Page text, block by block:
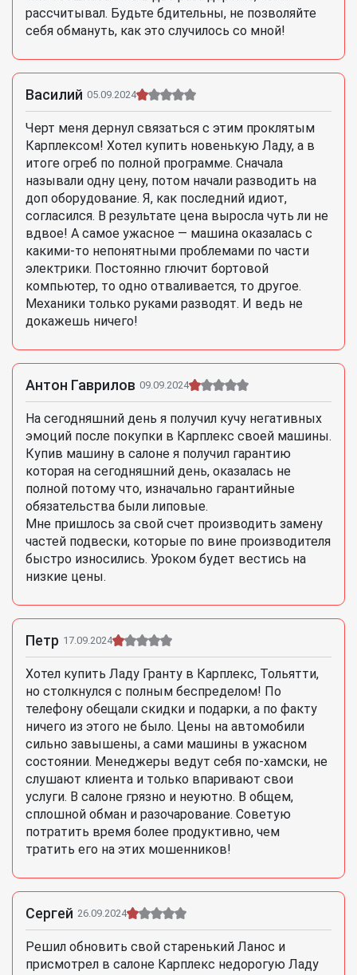
рассчитывал. Будьте бдительны, не позволяйте
себя обмануть, как это случилось со мной!
Василий 05.09.2024
Черт меня дернул связаться с этим проклятым
Карплексом! Хотел купить новенькую Ладу, а в
итоге огреб по полной программе. Сначала
называли одну цену, потом начали разводить на
доп оборудование. Я, как последний идиот,
согласился. В результате цена выросла чуть ли не
вдвое! А самое ужасное — машина оказалась с
какими-то непонятными проблемами по части
электрики. Постоянно глючит бортовой
компьютер, то одно отваливается, то другое.
Механики только руками разводят. И ведь не
докажешь ничего!
Антон Гаврилов 09.09.2024
На сегодняшний день я получил кучу негативных
эмоций после покупки в Карплекс своей машины.
Купив машину в салоне я получил гарантию
которая на сегодняшний день, оказалась не
полной потому что, изначально гарантийные
обязательства были липовые.
Мне пришлось за свой счет производить замену
частей подвески, которые по вине производителя
быстро износились. Уроком будет вестись на
низкие цены.
Петр 17.09.2024
Хотел купить Ладу Гранту в Карплекс, Тольятти,
но столкнулся с полным беспределом! По
телефону обещали скидки и подарки, а по факту
ничего из этого не было. Цены на автомобили
сильно завышены, а сами машины в ужасном
состоянии. Менеджеры ведут себя по-хамски, не
слушают клиента и только впаривают свои
услуги. В салоне грязно и неуютно. В общем,
сплошной обман и разочарование. Советую
потратить время более продуктивно, чем
тратить его на этих мошенников!
Сергей 26.09.2024
Решил обновить свой старенький Ланос и
присмотрел в салоне Карплекс недорогую Ладу